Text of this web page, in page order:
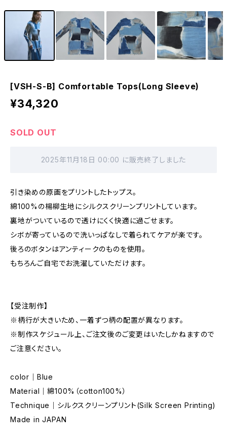
[VSH-S-B] Comfortable Tops(Long Sleeve)
¥34,320
SOLD OUT
2025年11月18日 00:00 に販売終了しました
引き染めの原画をプリントしたトップス。
綿100%の楊柳生地にシルクスクリーンプリントしています。
裏地がついているので透けにくく快適に過ごせます。
シボが寄っているので洗いっぱなしで着られてケアが楽です。
後ろのボタンはアンティークのものを使用。
もちろんご自宅でお洗濯していただけます。
【受注制作】
※柄行が大きいため、一着ずつ柄の配置が異なります。
※制作スケジュール上、ご注文後のご変更はいたしかねますので
ご注意ください。
color｜Blue
Material｜綿100%（cotton100%）
Technique｜シルクスクリーンプリント(Silk Screen Printing)
Made in JAPAN